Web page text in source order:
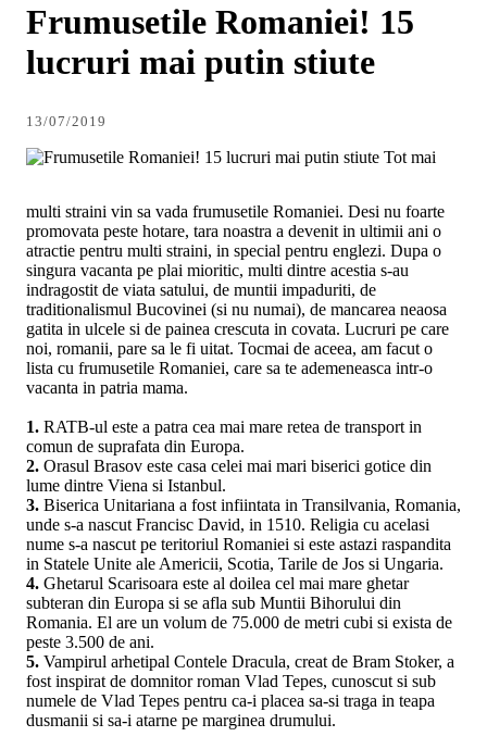
Frumusetile Romaniei! 15
lucruri mai putin stiute
13/07/2019
Tot mai
multi straini vin sa vada frumusetile Romaniei. Desi nu foarte
promovata peste hotare, tara noastra a devenit in ultimii ani o
atractie pentru multi straini, in special pentru englezi. Dupa o
singura vacanta pe plai mioritic, multi dintre acestia s-au
indragostit de viata satului, de muntii impaduriti, de
traditionalismul Bucovinei (si nu numai), de mancarea neaosa
gatita in ulcele si de painea crescuta in covata. Lucruri pe care
noi, romanii, pare sa le fi uitat. Tocmai de aceea, am facut o
lista cu frumusetile Romaniei, care sa te ademeneasca intr-o
vacanta in patria mama.
1. RATB-ul este a patra cea mai mare retea de transport in
comun de suprafata din Europa.
2. Orasul Brasov este casa celei mai mari biserici gotice din
lume dintre Viena si Istanbul.
3. Biserica Unitariana a fost infiintata in Transilvania, Romania,
unde s-a nascut Francisc David, in 1510. Religia cu acelasi
nume s-a nascut pe teritoriul Romaniei si este astazi raspandita
in Statele Unite ale Americii, Scotia, Tarile de Jos si Ungaria.
4. Ghetarul Scarisoara este al doilea cel mai mare ghetar
subteran din Europa si se afla sub Muntii Bihorului din
Romania. El are un volum de 75.000 de metri cubi si exista de
peste 3.500 de ani.
5. Vampirul arhetipal Contele Dracula, creat de Bram Stoker, a
fost inspirat de domnitor roman Vlad Tepes, cunoscut si sub
numele de Vlad Tepes pentru ca-i placea sa-si traga in teapa
dusmanii si sa-i atarne pe marginea drumului.